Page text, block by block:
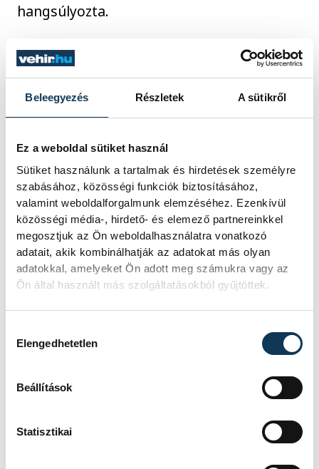
Beleegyezés Részletek A sütikről
Ez a weboldal sütiket használ
Sütiket használunk a tartalmak és hirdetések személyre
szabásához, közösségi funkciók biztosításához,
valamint weboldalforgalmunk elemzéséhez. Ezenkívül
közösségi média-, hirdető- és elemező partnereinkkel
megosztjuk az Ön weboldalhasználatra vonatkozó
adatait, akik kombinálhatják az adatokat más olyan
adatokkal, amelyeket Ön adott meg számukra vagy az
Ön által használt más szolgáltatásokból gyűjtöttek.
Elengedhetetlen
Beállítások
Statisztikai
hangsúlyozta.
Tartsuk be a higiéniai
szabályokat
Takács SzabolcsVeszprém megyei
kormánymegbízott a sajtótájékoztatón
örömét fejezte ki a balatoni turizmus
élénkülése miatt, de felhívta a figyelmet
arra, hogya koronavírus még köztünk
van, ezért arra kérte a Kőfesztre
érkezőket, hogy tartsák be az alapvető
tartott rendezvényein kötelező lesz a
kézfertőtlenítőket is kihelyeznek.
rendőrség folyamatosan ellenőrizni fogja a